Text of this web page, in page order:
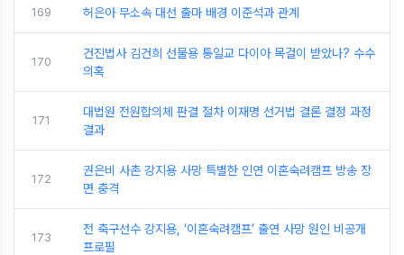
169 허은아 무소속 대선 출마 배경 이준석과 관계
170
건진법사 김건희 선물용 통일교 다이아 목걸이 받았나? 수수
의혹
171
대법원 전원합의체 판결 절차 이재명 선거법 결론 결정 과정
결과
172
권은비 사촌 강지용 사망 특별한 인연 이혼숙려캠프 방송 장
면 충격
173
전 축구선수 강지용, ‘이혼숙려캠프’ 출연 사망 원인 비공개
프로필